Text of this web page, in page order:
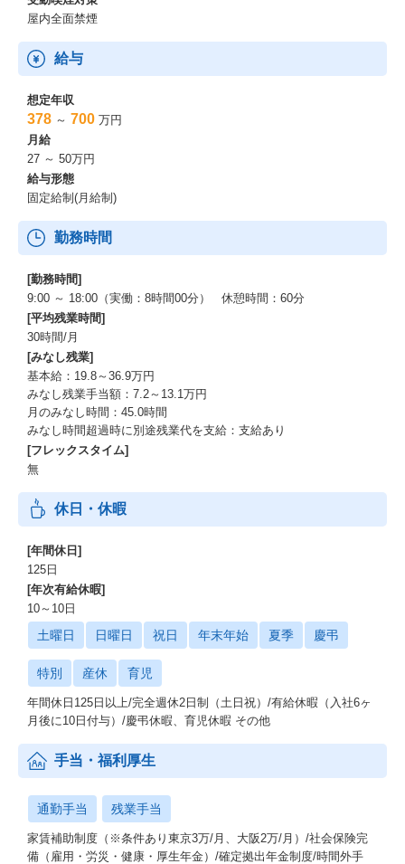
屋内全面禁煙
給与
想定年収
378 ～ 700 万円
月給
27 ～ 50万円
給与形態
固定給制(月給制)
勤務時間
[勤務時間]
9:00 ～ 18:00（実働：8時間00分） 休憩時間：60分
[平均残業時間]
30時間/月
[みなし残業]
基本給：19.8～36.9万円
みなし残業手当額：7.2～13.1万円
月のみなし時間：45.0時間
みなし時間超過時に別途残業代を支給：支給あり
[フレックスタイム]
無
休日・休暇
[年間休日]
125日
[年次有給休暇]
10～10日
土曜日 日曜日 祝日 年末年始 夏季 慶弔
特別 産休 育児
年間休日125日以上/完全週休2日制（土日祝）/有給休暇（入社6ヶ
月後に10日付与）/慶弔休暇、育児休暇 その他
手当・福利厚生
通勤手当 残業手当
家賃補助制度（※条件あり東京3万/月、大阪2万/月）/社会保険完
備（雇用・労災・健康・厚生年金）/確定拠出年金制度/時間外手